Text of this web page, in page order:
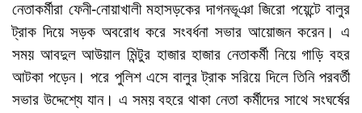
নেতাকর্মীরা ফেনী-নোয়াখালী মহাসড়কের দাগনভূঞা জিরো পয়েন্টে বালুর
ট্রাক দিয়ে সড়ক অবরোধ করে সংবর্ধনা সভার আয়োজন করেন। এ
সময় আবদুল আউয়াল মিন্টুর হাজার হাজার নেতাকর্মী নিয়ে গাড়ি বহর
আটকা পড়েন। পরে পুলিশ এসে বালুর ট্রাক সরিয়ে দিলে তিনি পরবর্তী
সভার উদ্দেশ্যে যান। এ সময় বহরে থাকা নেতা কর্মীদের সাথে সংঘর্ষের